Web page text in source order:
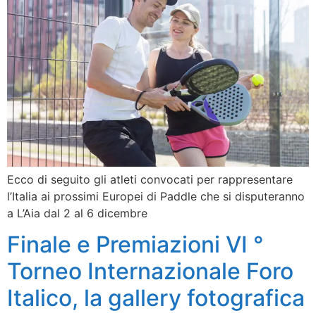
Ecco di seguito gli atleti convocati per rappresentare
l’Italia ai prossimi Europei di Paddle che si disputeranno
a L’Aia dal 2 al 6 dicembre
Finale e Premiazioni VI °
Torneo Internazionale Foro
Italico, la gallery fotografica